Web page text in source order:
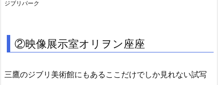
ジブリパーク
②映像展示室オリヲン座座
三鷹のジブリ美術館にもあるここだけでしか見れない試写